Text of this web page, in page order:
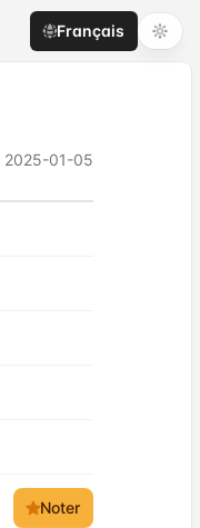
Français
2025-01-05
Noter